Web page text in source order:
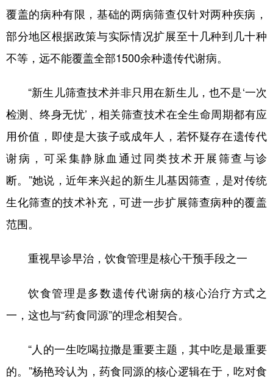
覆盖的病种有限，基础的两病筛查仅针对两种疾病，
部分地区根据政策与实际情况扩展至十几种到几十种
不等，远不能覆盖全部1500余种遗传代谢病。
“新生儿筛查技术并非只用在新生儿，也不是‘一次
检测、终身无忧’，相关筛查技术在全生命周期都有应
用价值，即使是大孩子或成年人，若怀疑存在遗传代
谢病，可采集静脉血通过同类技术开展筛查与诊
断。”她说，近年来兴起的新生儿基因筛查，是对传统
生化筛查的技术补充，可进一步扩展筛查病种的覆盖
范围。
重视早诊早治，饮食管理是核心干预手段之一
饮食管理是多数遗传代谢病的核心治疗方式之
一，这也与“药食同源”的理念相契合。
“人的一生吃喝拉撒是重要主题，其中吃是最重要
的。”杨艳玲认为，药食同源的核心逻辑在于，吃对食